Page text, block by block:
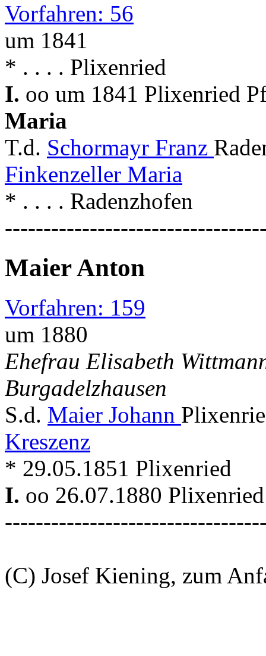
Vorfahren: 56
um 1841
* . . . . Plixenried
I. oo um 1841 Plixenried
Maria
T.d. Schormayr Franz
Finkenzeller Maria
* . . . . Radenzhofen
Maier Anton
Vorfahren: 159
um 1880
Ehefrau Elisabeth
Burgadelzhausen
S.d. Maier Johann
Kreszenz
* 29.05.1851 Plixenried
I. oo 26.07.1880
(C) Josef Kiening, zum